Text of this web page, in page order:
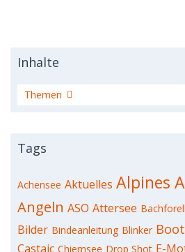
Inhalte
Artikel
Themen
Tags
Achensee Aktuelles Alpines
Angeln ASO Attersee
Bilder Bindeanleitung Blinker Boot
Castaic Chiemsee Drop Shot E-